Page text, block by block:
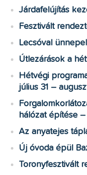
Járdafelújítás
Fesztivált
Lecsóval
Útlezárások a
Hétvégi
július 31 –
hálózat építése
Az anyatejes
Új óvoda épül
Toronyfesztivált